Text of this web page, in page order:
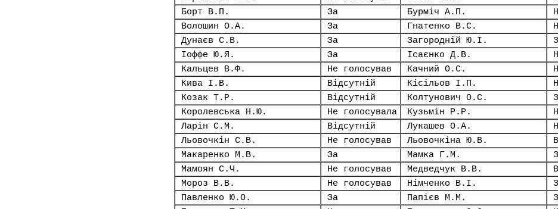
Борт В.П.
За Бурміч А.П.
Волошин О.А.
За Гнатенко В.С.
Дунаєв С.В.
За Загородній Ю.І.
Іоффе Ю.Я.
За Ісаєнко Д.В.
Кальцев В.Ф.
Не голосував Качний О.С.
Кива І.В.
Відсутній Кісільов І.П.
Козак Т.Р.
Відсутній Колтунович О.С.
Королевська Н.Ю.
Не голосувала Кузьмін Р.Р.
Ларін С.М.
Відсутній Лукашев О.А.
Льовочкін С.В.
Не голосував Льовочкіна Ю.В.
Макаренко М.В.
За Мамка Г.М.
Мамоян С.Ч.
Не голосував Медведчук В.В.
Мороз В.В.
Не голосував Німченко В.І.
Павленко Ю.О.
За Папієв М.М.